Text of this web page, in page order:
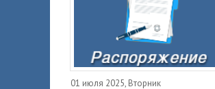
01 июля 2025, Вторник